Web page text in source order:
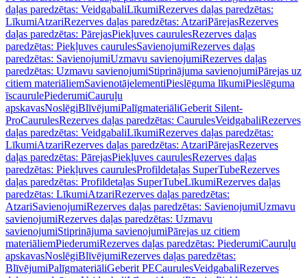
daļas paredzētas: VeidgabaliLīkumiRezerves daļas paredzētas:
LīkumiAtzariRezerves daļas paredzētas: AtzariPārejasRezerves
daļas paredzētas: PārejasPiekļuves caurulesRezerves daļas
paredzētas: Piekļuves caurulesSavienojumiRezerves daļas
paredzētas: SavienojumiUzmavu savienojumiRezerves daļas
paredzētas: Uzmavu savienojumiStiprinājuma savienojumiPārejas uz
citiem materiāliemSavienotājelementiPieslēguma līkumiPieslēguma
īscaurulePiederumiCauruļu
apskavasNoslēgiBlīvējumiPalīgmateriāliGeberit Silent-
ProCaurulesRezerves daļas paredzētas: CaurulesVeidgabaliRezerves
daļas paredzētas: VeidgabaliLīkumiRezerves daļas paredzētas:
LīkumiAtzariRezerves daļas paredzētas: AtzariPārejasRezerves
daļas paredzētas: PārejasPiekļuves caurulesRezerves daļas
paredzētas: Piekļuves caurulesProfildetaļas SuperTubeRezerves
daļas paredzētas: Profildetaļas SuperTubeLīkumiRezerves daļas
paredzētas: LīkumiAtzariRezerves daļas paredzētas:
AtzariSavienojumiRezerves daļas paredzētas: SavienojumiUzmavu
savienojumiRezerves daļas paredzētas: Uzmavu
savienojumiStiprinājuma savienojumiPārejas uz citiem
materiāliemPiederumiRezerves daļas paredzētas: PiederumiCauruļu
apskavasNoslēgiBlīvējumiRezerves daļas paredzētas:
BlīvējumiPalīgmateriāliGeberit PECaurulesVeidgabaliRezerves